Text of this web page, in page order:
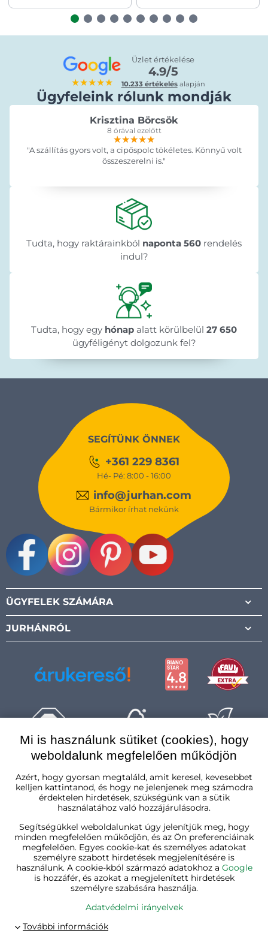
★★★★★
Üzlet értékelése
4.9/5
10.233 értékelésalapján
Ügyfeleink rólunk mondják
Krisztina Börcsök
8 órával ezelőtt
★★★★★
★★★★★
★★★★★
"A szállítás gyors volt, a cipőspolc tökéletes. Könnyű volt
összeszerelni is."
Tudta, hogy raktárainkból naponta 560 rendelés
indul?
Tudta, hogy egy hónap alatt körülbelül 27 650
ügyféligényt dolgozunk fel?
SEGÍTÜNK ÖNNEK
+361 229 8361
Hé- Pé: 8:00 - 16:00
info@jurhan.com
Bármikor írhat nekünk
ÜGYFELEK SZÁMÁRA
JURHÁNRÓL
Mi is használunk sütiket (cookies), hogy
weboldalunk megfelelően működjön
Azért, hogy gyorsan megtaláld, amit keresel, kevesebbet
kelljen kattintanod, és hogy ne jelenjenek meg számodra
érdektelen hirdetések, szükségünk van a sütik
használatához való hozzájárulásodra.
Segítségükkel weboldalunkat úgy jelenítjük meg, hogy
minden megfelelően működjön, és az Ön preferenciáinak
megfelelően. Egyes cookie-kat és személyes adatokat
személyre szabott hirdetések megjelenítésére is
használunk. A cookie-kból származó adatokhoz a Google
is hozzáfér, és azokat a megjelenített hirdetések
személyre szabására használja.
Adatvédelmi irányelvek